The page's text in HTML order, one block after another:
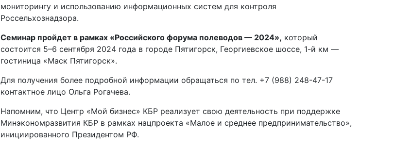
мониторингу и использованию информационных систем для контроля
Россельхознадзора.
Семинар пройдет в рамках «Российского форума полеводов — 2024», который
состоится 5–6 сентября 2024 года в городе Пятигорск, Георгиевское шоссе, 1-й км —
гостиница «Маск Пятигорск».
Для получения более подробной информации обращаться по тел. +7 (988) 248-47-17
контактное лицо Ольга Рогачева.
Напомним, что Центр «Мой бизнес» КБР реализует свою деятельность при поддержке
Минэкономразвития КБР в рамках нацпроекта «Малое и среднее предпринимательство»,
инициированного Президентом РФ.